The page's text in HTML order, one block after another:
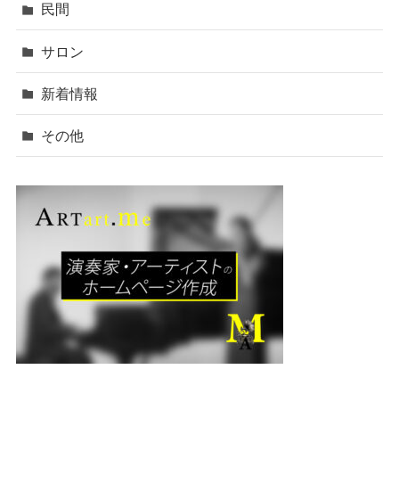
民間
サロン
新着情報
その他